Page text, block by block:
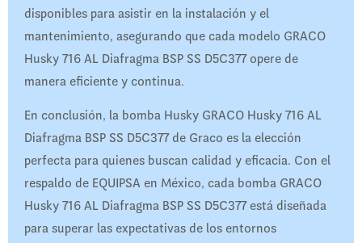
disponibles para asistir en la instalación y el
mantenimiento, asegurando que cada modelo GRACO
Husky 716 AL Diafragma BSP SS D5C377 opere de
manera eficiente y continua.
En conclusión, la bomba Husky GRACO Husky 716 AL
Diafragma BSP SS D5C377 de Graco es la elección
perfecta para quienes buscan calidad y eficacia. Con el
respaldo de EQUIPSA en México, cada bomba GRACO
Husky 716 AL Diafragma BSP SS D5C377 está diseñada
para superar las expectativas de los entornos